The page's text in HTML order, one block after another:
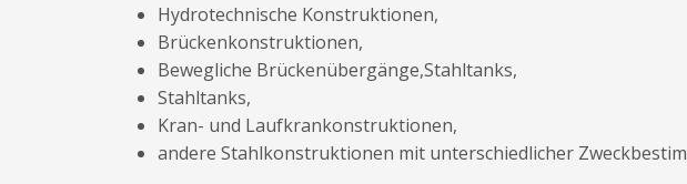
Hydrotechnische Konstruktionen,
Brückenkonstruktionen,
Bewegliche Brückenübergänge,Stahltanks,
Stahltanks,
Kran- und Laufkrankonstruktionen,
andere Stahlkonstruktionen mit unterschiedlicher